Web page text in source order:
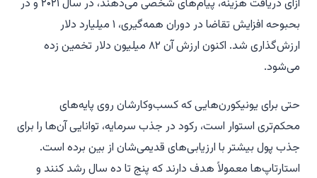
ازای دریافت هزینه، پیام‌های شخصی می‌دهند، در سال ۲۰۲۱ و در
بحبوحه افزایش تقاضا در دوران همه‌گیری، ۱ میلیارد دلار
ارزش‌گذاری شد. اکنون ارزش آن ۸۲ میلیون دلار تخمین زده
می‌شود.
حتی برای یونیکورن‌هایی که کسب‌وکارشان روی پایه‌های
محکم‌تری استوار است، رکود در جذب سرمایه، توانایی آن‌ها را برای
جذب پول بیشتر با ارزیابی‌های قدیمی‌شان از بین برده است.
استارتاپ‌ها معمولاً هدف دارند که پنج تا ده سال رشد کنند و